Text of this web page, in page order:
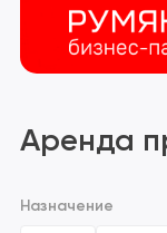
Аренда
Назначение